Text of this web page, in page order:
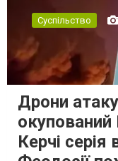
Суспільство
Дрони
Керчі серія